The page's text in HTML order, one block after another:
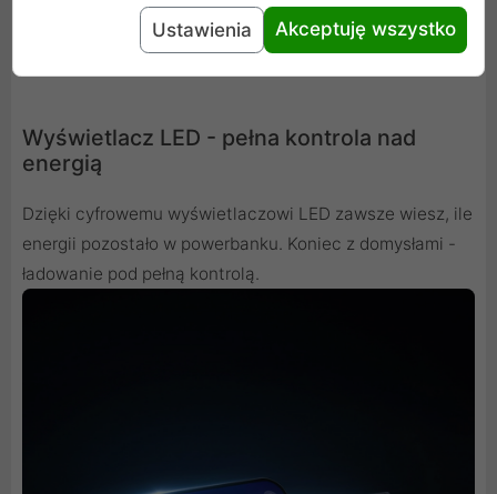
bezpieczeństwo. Wbudowane zabezpieczenia chronią
przed przegrzaniem, przeładowaniem i zwarciem.
Wyświetlacz LED - pełna kontrola nad
energią
Dzięki cyfrowemu wyświetlaczowi LED zawsze wiesz, ile
energii pozostało w powerbanku. Koniec z domysłami -
ładowanie pod pełną kontrolą.
Ustawienia Akceptuję wszystko